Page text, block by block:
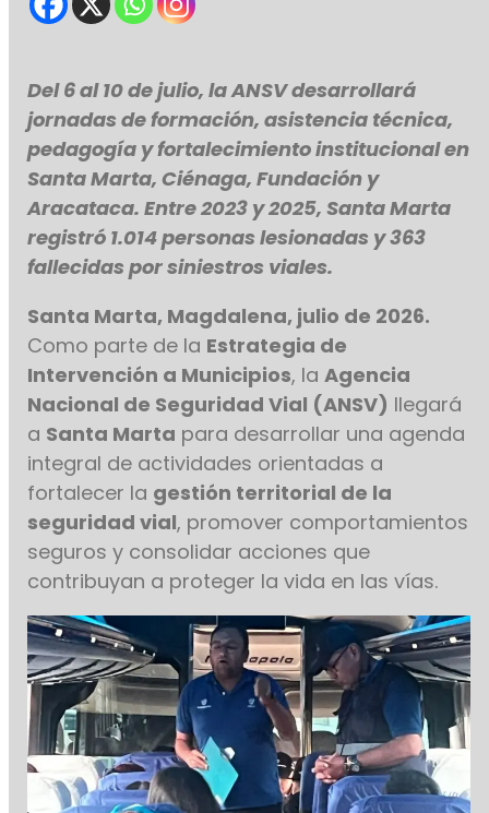
Del 6 al 10 de julio, la ANSV desarrollará
jornadas de formación, asistencia técnica,
pedagogía y fortalecimiento institucional en
Santa Marta, Ciénaga, Fundación y
Aracataca. Entre 2023 y 2025, Santa Marta
registró 1.014 personas lesionadas y 363
fallecidas por siniestros viales.
Santa Marta, Magdalena, julio de 2026.
Como parte de la Estrategia de
Intervención a Municipios, laAgencia
Nacional de Seguridad Vial (ANSV) llegará
a Santa Marta para desarrollar una agenda
integral de actividades orientadas a
fortalecer la gestión territorial de la
seguridad vial, promover comportamientos
seguros y consolidar acciones que
contribuyan a proteger la vida en las vías.